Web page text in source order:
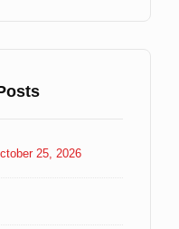
25, 2026